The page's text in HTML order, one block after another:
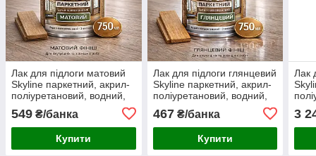
Лак для підлоги матовий
Skyline паркетний, акрил-
поліуретановий, водний,
зносостійкий, без запаху,
750 мл
549 ₴/банка
Купити
Лак для підлоги глянцевий
Skyline паркетний, акрил-
поліуретановий, водний,
зносостійкий, без запаху,
750 мл
467₴/банка
Купити
Лак
л
3